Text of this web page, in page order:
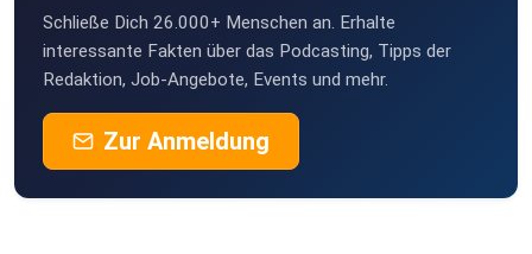
Neuenkirchen
Schließe Dich 26.000+ Menschen an. Erhalte
interessante Fakten über das Podcasting, Tipps der
Redaktion, Job-Angebote, Events und mehr.
Zur Anmeldung